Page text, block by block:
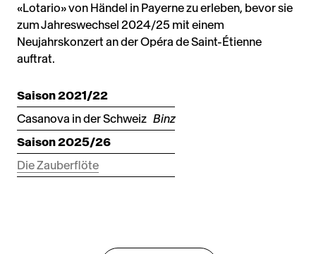
«Lotario» von Händel in Payerne zu erleben, bevor sie
zum Jahreswechsel 2024/25 mit einem
Neujahrskonzert an der Opéra de Saint-Étienne
auftrat.
Saison 2021/22
Casanova in der Schweiz Binz
Saison 2025/26
Die Zauberflöte